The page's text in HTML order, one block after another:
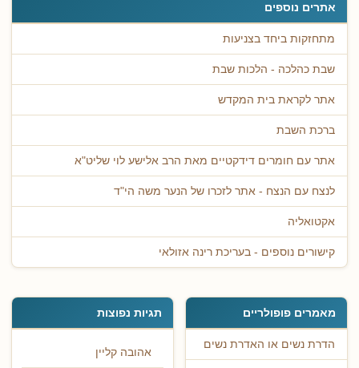
אתרים נוספים
מתחזקות ביחד בצניעות
שבת כהלכה - הלכות שבת
אתר לקראת בית המקדש
ברכת השבת
אתר עם חומרים דידקטיים מאת הרב אלישע לוי שליט"א
לנצח עם הנצח - אתר לזכרו של הנער משה הי"ד
אקטואליה
קישורים נוספים - בעריכת רינה אזולאי
מאמרים פופולריים
הדרת נשים או האדרת נשים
תגיות נפוצות
אהובה קליין